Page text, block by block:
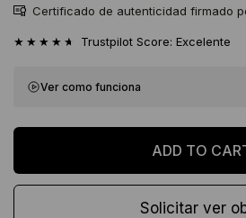
Certificado de autenticidad firmado
★★★★★ Trustpilot Score: Excelente
Ver como funciona
Solicitar ver